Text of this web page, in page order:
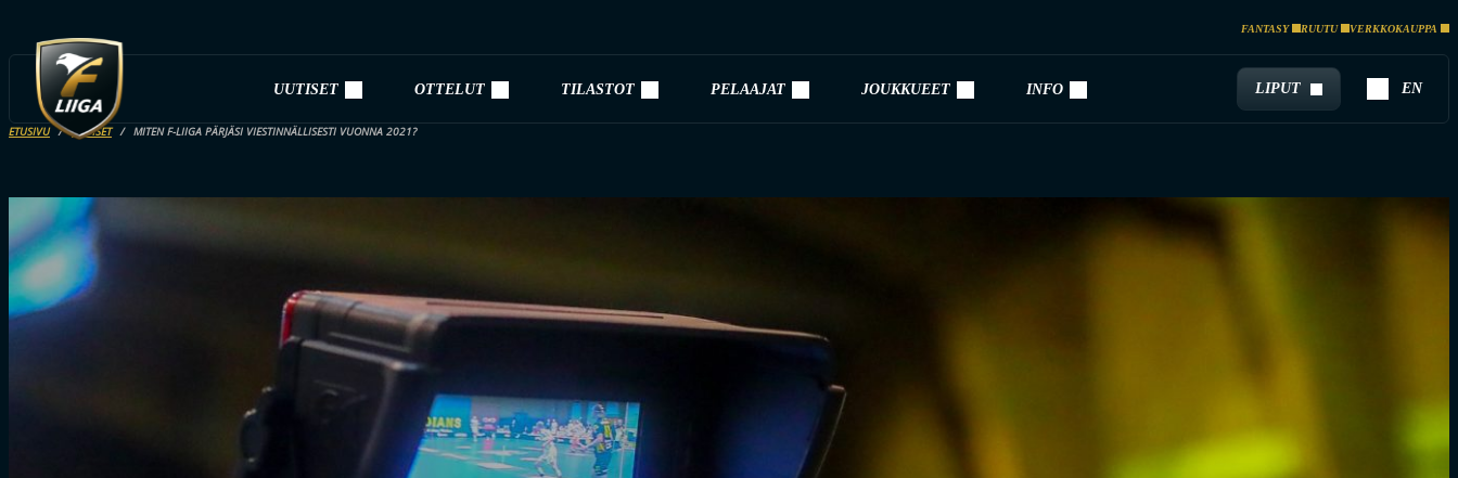
FANTASY RUUTU VERKKOKAUPPA
UUTISET OTTELUT TILASTOT PELAAJAT JOUKKUEET INFO LIPUT EN
ETUSIVU UUTISET MITEN F-LIIGA PÄRJÄSI VIESTINNÄLLISESTI VUONNA 2021?